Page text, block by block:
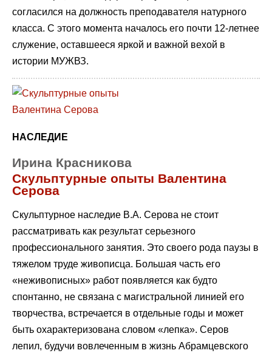
согласился на должность преподавателя натурного
класса. С этого момента началось его почти 12-летнее
служение, оставшееся яркой и важной вехой в
истории МУЖВЗ.
НАСЛЕДИЕ
Ирина Красникова
Скульптурные опыты Валентина
Серова
Скульптурное наследие В.А. Серова не стоит
рассматривать как результат серьезного
профессионального занятия. Это своего рода паузы в
тяжелом труде живописца. Большая часть его
«неживописных» работ появляется как будто
спонтанно, не связана с магистральной линией его
творчества, встречается в отдельные годы и может
быть охарактеризована словом «лепка». Серов
лепил, будучи вовлеченным в жизнь Абрамцевского